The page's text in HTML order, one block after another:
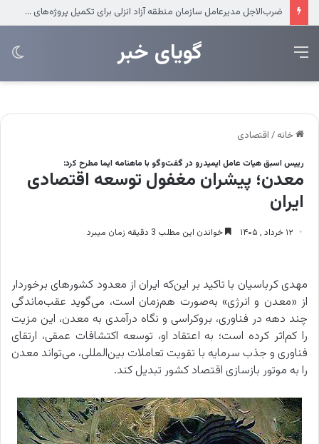
ضرب‌الاجل مدیرعامل سازمان منطقه آزاد انزلی برای تکمیل پروژه‌های عمرانی
‌‌‌گویای خبر منو
خانه / اقتصادی
رییس اسبق هیات عامل ایمیدرو در گفت‌وگو با ماهنامه ایما مطرح کرد:
معدن؛ پیشران مغفول توسعه اقتصادی
ایران
۱۲ خرداد , ۱۴۰۵ خواندن این مطلب 3 دقیقه زمان میبرد
مهدی کرباسیان با تاکید بر این‌که ایران از معدود کشورهای برخوردار
از «معدن و انرژی» به‌صورت هم‌زمان است، می‌گوید عقب‌ماندگی
چند دهه در فناوری، بروکراسی و نگاه درآمدی به معدن، این مزیت
را کم‌اثر کرده است؛ به اعتقاد او، توسعه اکتشافات عمقی، ارتقای
فناوری و جذب سرمایه با تقویت تعاملات بین‌المللی، می‌تواند معدن
را به موتور بازسازی اقتصاد کشور تبدیل کند.